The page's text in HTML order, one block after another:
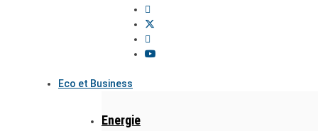
Eco et Business
Energie